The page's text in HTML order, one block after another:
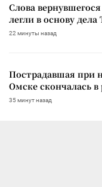
Слова
легли в основу дела
22 минуты назад
Пострадавшая при
Омске скончалась
35 минут назад